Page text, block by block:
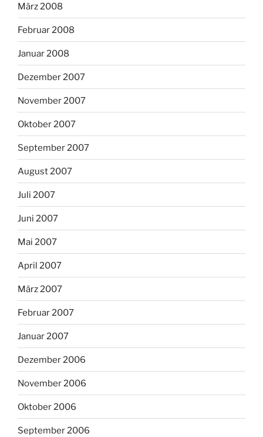
März 2008
Februar 2008
Januar 2008
Dezember 2007
November 2007
Oktober 2007
September 2007
August 2007
Juli 2007
Juni 2007
Mai 2007
April 2007
März 2007
Februar 2007
Januar 2007
Dezember 2006
November 2006
Oktober 2006
September 2006